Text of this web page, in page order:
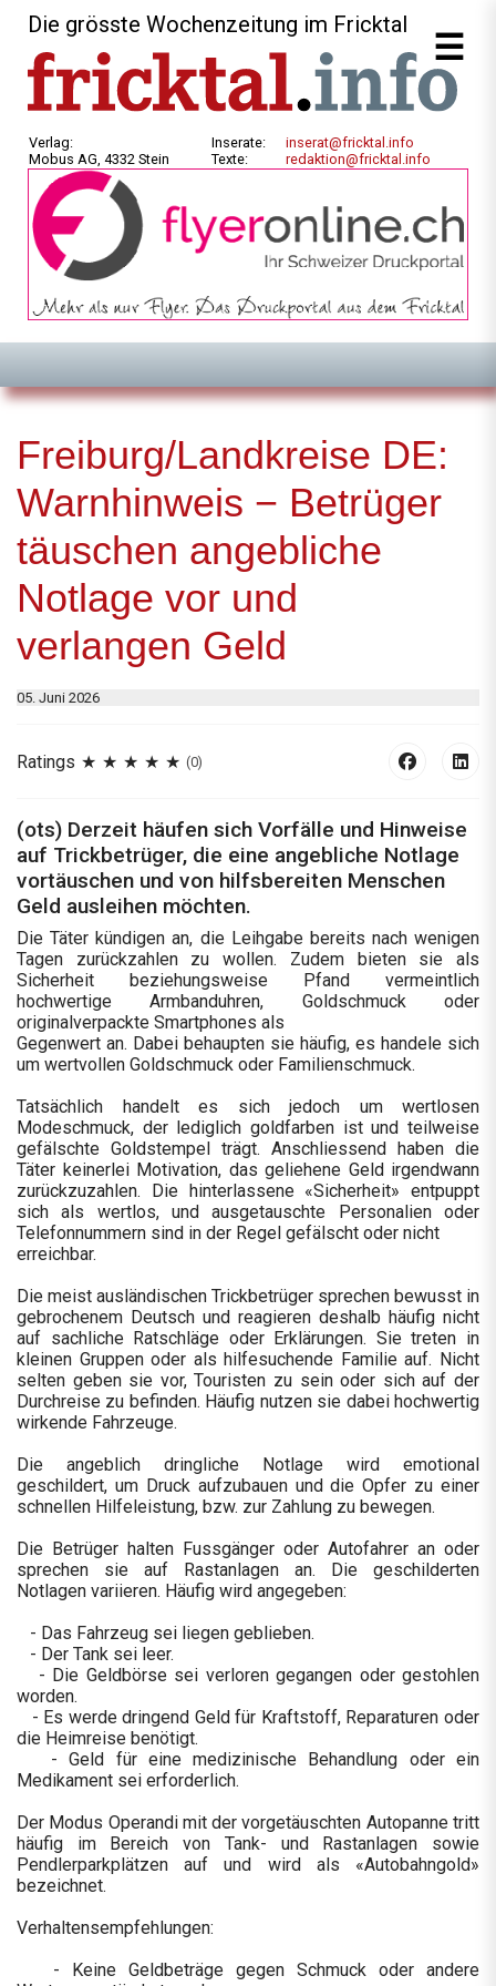
Die grösste Wochenzeitung im Fricktal
Verlag:
Mobus AG, 4332 Stein
Inserate:
Texte:
inserat@fricktal.info
redaktion@fricktal.info
Freiburg/Landkreise DE:
Warnhinweis − Betrüger
täuschen angebliche
Notlage vor und
verlangen Geld
05. Juni 2026
Ratings (0)
(ots) Derzeit häufen sich Vorfälle und Hinweise
auf Trickbetrüger, die eine angebliche Notlage
vortäuschen und von hilfsbereiten Menschen
Geld ausleihen möchten.
Die Täter kündigen an, die Leihgabe bereits nach wenigen
Tagen zurückzahlen zu wollen. Zudem bieten sie als
Sicherheit beziehungsweise Pfand vermeintlich
hochwertige Armbanduhren, Goldschmuck oder
originalverpackte Smartphones als
Gegenwert an. Dabei behaupten sie häufig, es handele sich
um wertvollen Goldschmuck oder Familienschmuck.
Tatsächlich handelt es sich jedoch um wertlosen
Modeschmuck, der lediglich goldfarben ist und teilweise
gefälschte Goldstempel trägt. Anschliessend haben die
Täter keinerlei Motivation, das geliehene Geld irgendwann
zurückzuzahlen. Die hinterlassene «Sicherheit» entpuppt
sich als wertlos, und ausgetauschte Personalien oder
Telefonnummern sind in der Regel gefälscht oder nicht
erreichbar.
Die meist ausländischen Trickbetrüger sprechen bewusst in
gebrochenem Deutsch und reagieren deshalb häufig nicht
auf sachliche Ratschläge oder Erklärungen. Sie treten in
kleinen Gruppen oder als hilfesuchende Familie auf. Nicht
selten geben sie vor, Touristen zu sein oder sich auf der
Durchreise zu befinden. Häufig nutzen sie dabei hochwertig
wirkende Fahrzeuge.
Die angeblich dringliche Notlage wird emotional
geschildert, um Druck aufzubauen und die Opfer zu einer
schnellen Hilfeleistung, bzw. zur Zahlung zu bewegen.
Die Betrüger halten Fussgänger oder Autofahrer an oder
sprechen sie auf Rastanlagen an. Die geschilderten
Notlagen variieren. Häufig wird angegeben:
- Das Fahrzeug sei liegen geblieben.
- Der Tank sei leer.
- Die Geldbörse sei verloren gegangen oder gestohlen
worden.
- Es werde dringend Geld für Kraftstoff, Reparaturen oder
die Heimreise benötigt.
- Geld für eine medizinische Behandlung oder ein
Medikament sei erforderlich.
Der Modus Operandi mit der vorgetäuschten Autopanne tritt
häufig im Bereich von Tank- und Rastanlagen sowie
Pendlerparkplätzen auf und wird als «Autobahngold»
bezeichnet.
Verhaltensempfehlungen:
- Keine Geldbeträge gegen Schmuck oder andere